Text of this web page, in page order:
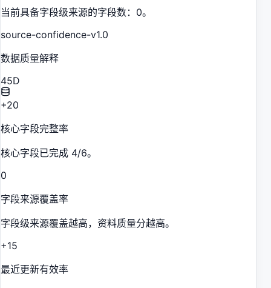
当前具备字段级来源的字段数：0。
source-confidence-v1.0
数据质量解释
45D
+20
核心字段完整率
核心字段已完成 4/6。
0
字段来源覆盖率
字段级来源覆盖越高，资料质量分越高。
+15
最近更新有效率